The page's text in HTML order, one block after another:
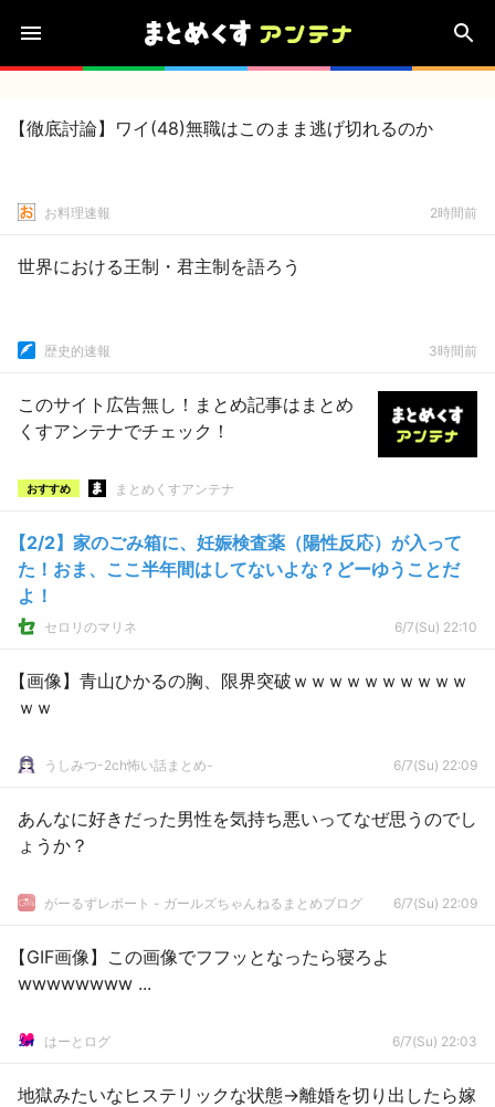
【徹底討論】ワイ(48)無職はこのまま逃げ切れるのか
お料理速報 2時間前
世界における王制・君主制を語ろう
歴史的速報 3時間前
このサイト広告無し！まとめ記事はまとめ
くすアンテナでチェック！
おすすめ まとめくすアンテナ
【2/2】家のごみ箱に、妊娠検査薬（陽性反応）が入って
た！おま、ここ半年間はしてないよな？どーゆうことだ
よ！
セロリのマリネ 6/7(Su) 22:10
【画像】青山ひかるの胸、限界突破ｗｗｗｗｗｗｗｗｗｗ
ｗｗ
うしみつ-2ch怖い話まとめ- 6/7(Su) 22:09
あんなに好きだった男性を気持ち悪いってなぜ思うのでし
ょうか？
がーるずレポート - ガールズちゃんねるまとめブログ 6/7(Su) 22:09
【GIF画像】この画像でフフッとなったら寝ろよ
wwwwwwww ...
はーとログ 6/7(Su) 22:03
地獄みたいなヒステリックな状態→離婚を切り出したら嫁